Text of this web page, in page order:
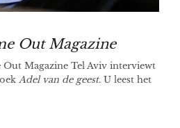
Out Magazine
Magazine Tel Aviv interviewt
Adel van de geest. U leest het